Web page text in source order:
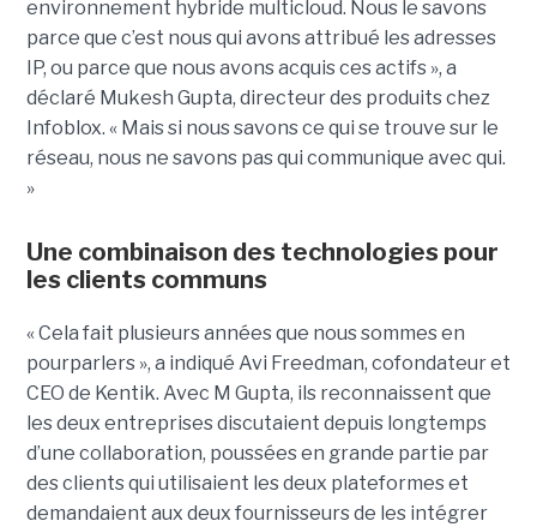
environnement hybride multicloud. Nous le savons
parce que c’est nous qui avons attribué les adresses
IP, ou parce que nous avons acquis ces actifs », a
déclaré Mukesh Gupta, directeur des produits chez
Infoblox. « Mais si nous savons ce qui se trouve sur le
réseau, nous ne savons pas qui communique avec qui.
»
Une combinaison des technologies pour
les clients communs
« Cela fait plusieurs années que nous sommes en
pourparlers », a indiqué Avi Freedman, cofondateur et
CEO de Kentik. Avec M Gupta, ils reconnaissent que
les deux entreprises discutaient depuis longtemps
d’une collaboration, poussées en grande partie par
des clients qui utilisaient les deux plateformes et
demandaient aux deux fournisseurs de les intégrer